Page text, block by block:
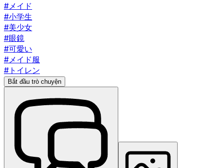
# メイド
#小学生
#美少女
#眼鏡
#可愛い
# メイド服
# トイレン
Bắt đầu trò chuyện